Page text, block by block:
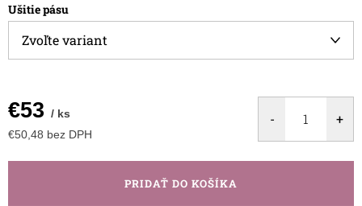
Ušitie pásu
€53 / ks
€50,48 bez DPH
cena:
PRIDAŤ DO KOŠÍKA